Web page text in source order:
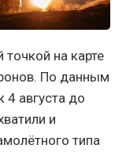
на карте
По данным
августа до
и
типа